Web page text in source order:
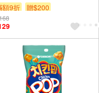
額9折
贈$200